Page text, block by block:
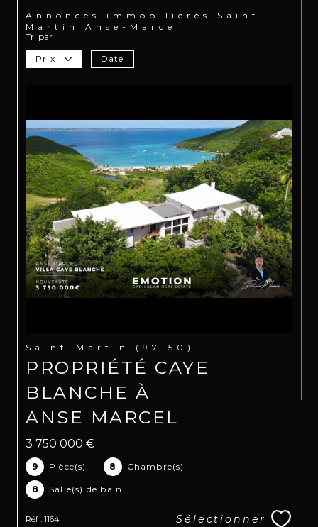
Annonces immobilières Saint-
Martin Anse-Marcel
Tri par
Prix Date
Saint-Martin (97150)
PROPRIÉTÉ CAYE
BLANCHE À
ANSE MARCEL
3 750 000 €
9 Pièce(s) 8 Chambre(s)
8 Salle(s) de bain
Réf : 1164 Sélectionner